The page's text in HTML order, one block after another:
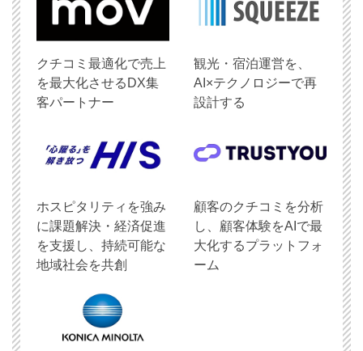
クチコミ最適化で売上
を最大化させるDX集
客パートナー
観光・宿泊運営を、
AI×テクノロジーで再
設計する
ホスピタリティを強み
に課題解決・経済促進
を支援し、持続可能な
地域社会を共創
顧客のクチコミを分析
し、顧客体験をAIで最
大化するプラットフォ
ーム